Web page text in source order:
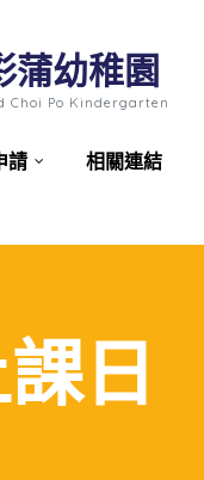
Choi Po Kindergarten
蒲幼稚園
請
相關連結
日